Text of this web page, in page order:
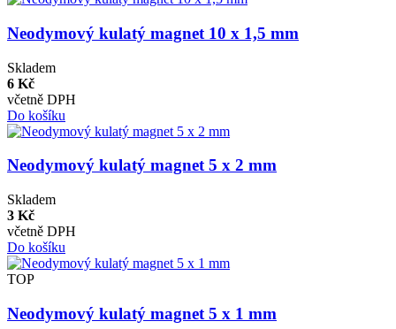
Neodymový kulatý magnet 10 x 1,5 mm
Skladem
6 Kč
včetně DPH
Do košíku
Neodymový kulatý magnet 5 x 2 mm
Skladem
3 Kč
včetně DPH
Do košíku
TOP
Neodymový kulatý magnet 5 x 1 mm